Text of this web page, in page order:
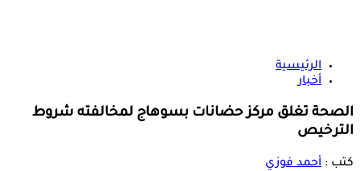
الرئيسية
أخبار
الصحة تغلق مركز حضانات بسوهاج لمخالفته شروط
الترخيص
كتب : أحمد فوزي